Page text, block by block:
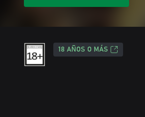
18 AÑOS O MÁS